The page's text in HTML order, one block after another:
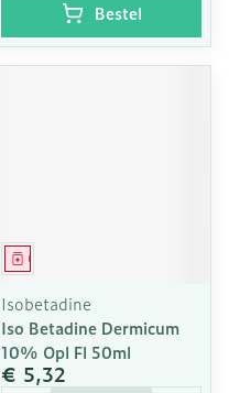
Bestel
Geneesmiddel
Isobetadine
Iso Betadine Dermicum
10% Opl Fl 50ml
€ 5,32